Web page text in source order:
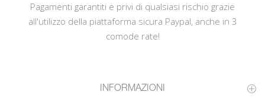
Pagamenti garantiti e privi di qualsiasi rischio grazie
all'utilizzo della piattaforma sicura Paypal, anche in 3
comode rate!
INFORMAZIONI